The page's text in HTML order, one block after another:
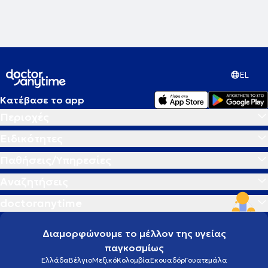
EL
Κατέβασε το app
Διαμορφώνουμε το μέλλον της υγείας
παγκοσμίως
ΕλλάδαΒέλγιοΜεξικόΚολομβίαΕκουαδόρΓουατεμάλα